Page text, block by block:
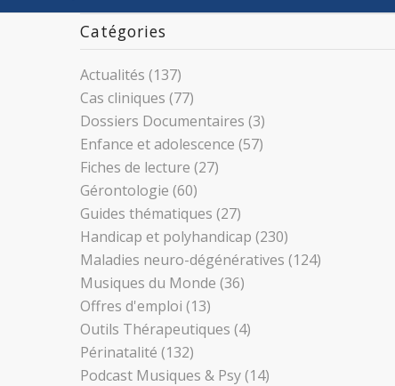
Catégories
Actualités (137)
Cas cliniques (77)
Dossiers Documentaires (3)
Enfance et adolescence (57)
Fiches de lecture (27)
Gérontologie (60)
Guides thématiques (27)
Handicap et polyhandicap (230)
Maladies neuro-dégénératives (124)
Musiques du Monde (36)
Offres d'emploi (13)
Outils Thérapeutiques (4)
Périnatalité (132)
Podcast Musiques & Psy(14)